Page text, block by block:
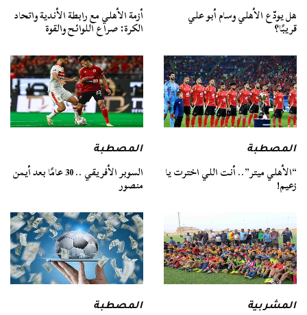
هل يودّع الأهلي وسام أبو علي
قريبًا؟
أزمة الأهلي مع رابطة الأندية واتحاد
الكرة: صراع اللوائح والقوة
المصطبة
“الأهلي ميتر”.. أنت اللي اخترت يا
زعيم!
المصطبة
السوبر الأفريقي .. 30 عامًا بعد أيمن
منصور
المشربية المصطبة